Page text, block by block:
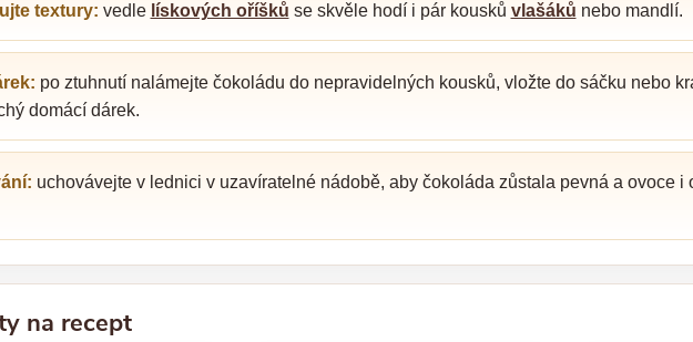
textury: vedle lískových oříšků se skvěle hodí i pár kousků vlašáků nebo mandlí.
po ztuhnutí nalámejte čokoládu do nepravidelných kousků, vložte do sáčku nebo
domácí dárek.
uchovávejte v lednici v uzavíratelné nádobě, aby čokoláda zůstala pevná a ovoce i
na recept